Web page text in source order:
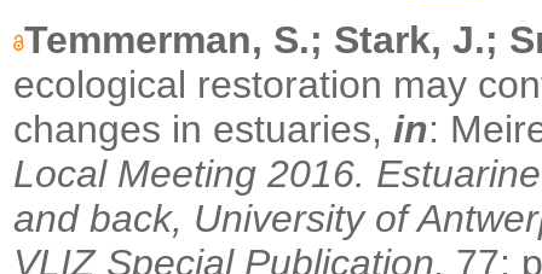
Temmerman, S.; Stark, J.;
ecological restoration may
changes in estuaries, in:
Local Meeting 2016.
and back, University of
VLIZ Special Publication, 77: